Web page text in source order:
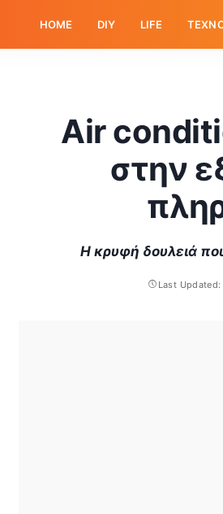
HOME DIY LIFE
Air
στην
Η κρυφή δουλειά
Last